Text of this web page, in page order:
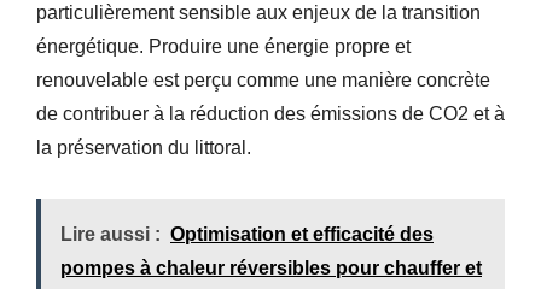
particulièrement sensible aux enjeux de la transition
énergétique. Produire une énergie propre et
renouvelable est perçu comme une manière concrète
de contribuer à la réduction des émissions de CO2 et à
la préservation du littoral.
Lire aussi : Optimisation et efficacité des
pompes à chaleur réversibles pour chauffer et